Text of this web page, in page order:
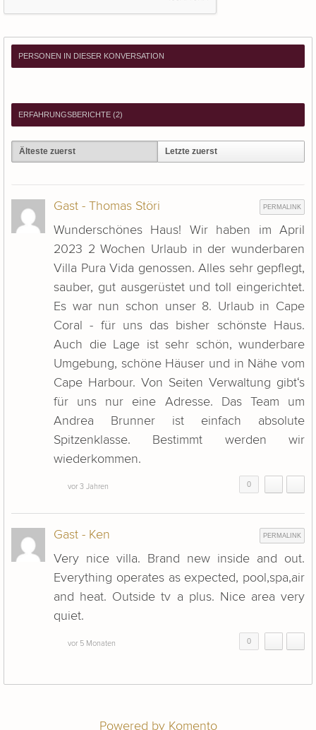
PERSONEN IN DIESER KONVERSATION
ERFAHRUNGSBERICHTE (2)
Älteste zuerst Letzte zuerst
Gast - Thomas Störi PERMALINK
Wunderschönes Haus! Wir haben im April
2023 2 Wochen Urlaub in der wunderbaren
Villa Pura Vida genossen. Alles sehr gepflegt,
sauber, gut ausgerüstet und toll eingerichtet.
Es war nun schon unser 8. Urlaub in Cape
Coral - für uns das bisher schönste Haus.
Auch die Lage ist sehr schön, wunderbare
Umgebung, schöne Häuser und in Nähe vom
Cape Harbour. Von Seiten Verwaltung gibt‘s
für uns nur eine Adresse. Das Team um
Andrea Brunner ist einfach absolute
Spitzenklasse. Bestimmt werden wir
wiederkommen.
vor 3 Jahren 0
Gast - Ken PERMALINK
Very nice villa. Brand new inside and out.
Everything operates as expected, pool,spa,air
and heat. Outside tv a plus. Nice area very
quiet.
vor 5 Monaten 0
Powered by Komento